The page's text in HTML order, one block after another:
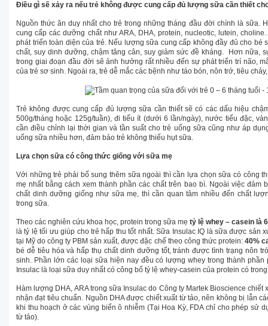
Điều gì sẽ xảy ra nếu trẻ không được cung cấp đủ lượng sữa cần thiết
Nguồn thức ăn duy nhất cho trẻ trong những tháng đầu đời chính là sữa.
cung cấp các dưỡng chất như ARA, DHA, protein, nucleotic, lutein,
phát triển toàn diện của trẻ. Nếu lượng sữa cung cấp không đầy đủ cho bé
chất, suy dinh dưỡng, chậm tăng cân, suy giảm sức đề kháng. Hơn nữa,
trong giai đoạn đầu đời sẽ ảnh hưởng rất nhiều đến sự phát triển trí não,
của trẻ sơ sinh. Ngoài ra, trẻ dễ mắc các bệnh như táo bón, nôn trớ, tiêu
Trẻ không được cung cấp đủ lượng sữa cần thiết sẽ có các dấu hiệu
500g/tháng hoặc 125g/tuần), đi tiểu ít (dưới 6 lần/ngày), nước tiểu đặc,
cần điều chỉnh lại thời gian và tần suất cho trẻ uống sữa cũng như áp
uống sữa nhiều hơn, đảm bảo trẻ không thiếu hụt sữa.
Lựa chọn sữa có công thức giống với sữa mẹ
Với những trẻ phải bổ sung thêm sữa ngoài thì cần lựa chọn sữa có công
mẹ nhất bằng cách xem thành phần các chất trên bao bì. Ngoài việc đảm
chất dinh dưỡng giống như sữa mẹ, thì cần quan tâm nhiều đến chất
trong sữa.
Theo các nghiên cứu khoa học, protein trong sữa mẹ tỷ lệ whey – casein là
là tỷ lệ tối ưu giúp cho trẻ hấp thu tốt nhất. Sữa Insulac IQ là sữa được sản
tại Mỹ do công ty PBM sản xuất, được đặc chế theo công thức protein: 40%
bé dễ tiêu hóa và hấp thụ chất dinh dưỡng tốt, tránh được tình trạng nôn
sinh. Phần lớn các loại sữa hiện nay đều có lượng whey trong thành phần
Insulac là loại sữa duy nhất có công bố tỷ lệ whey-casein của protein có
Hàm lượng DHA, ARA trong sữa Insulac do Công ty Martek Bioscience chiết
nhận đạt tiêu chuẩn. Nguồn DHA được chiết xuất từ tảo, nên không bị lẫn
khi thu hoạch ở các vùng biển ô nhiễm (Tại Hoa Kỳ, FDA chỉ cho phép sử
từ tảo).